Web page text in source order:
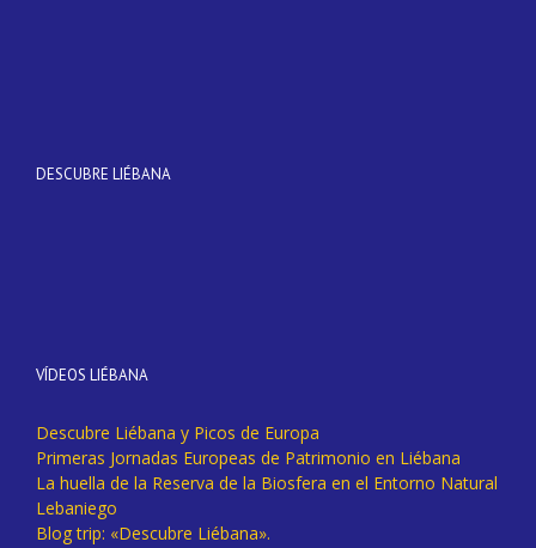
DESCUBRE LIÉBANA
VÍDEOS LIÉBANA
Descubre Liébana y Picos de Europa
Primeras Jornadas Europeas de Patrimonio en Liébana
La huella de la Reserva de la Biosfera en el Entorno Natural
Lebaniego
Blog trip: «Descubre Liébana».